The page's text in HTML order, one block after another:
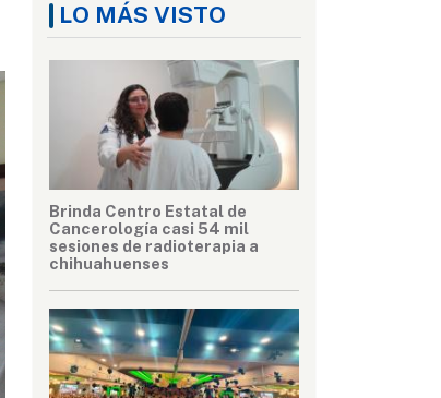
LO MÁS VISTO
Brinda Centro Estatal de
Cancerología casi 54 mil
sesiones de radioterapia a
chihuahuenses